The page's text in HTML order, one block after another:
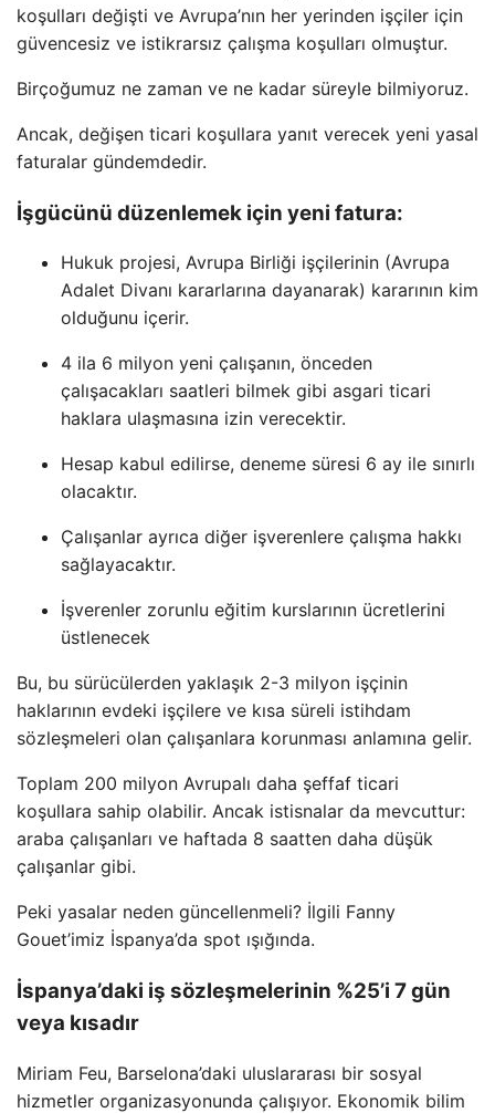
koşulları değişti ve Avrupa’nın her yerinden işçiler için
güvencesiz ve istikrarsız çalışma koşulları olmuştur.
Birçoğumuz ne zaman ve ne kadar süreyle bilmiyoruz.
Ancak, değişen ticari koşullara yanıt verecek yeni yasal
faturalar gündemdedir.
İşgücünü düzenlemek için yeni fatura:
Hukuk projesi, Avrupa Birliği işçilerinin (Avrupa
Adalet Divanı kararlarına dayanarak) kararının kim
olduğunu içerir.
4 ila 6 milyon yeni çalışanın, önceden
çalışacakları saatleri bilmek gibi asgari ticari
haklara ulaşmasına izin verecektir.
Hesap kabul edilirse, deneme süresi 6 ay ile sınırlı
olacaktır.
Çalışanlar ayrıca diğer işverenlere çalışma hakkı
sağlayacaktır.
İşverenler zorunlu eğitim kurslarının ücretlerini
üstlenecek
Bu, bu sürücülerden yaklaşık 2-3 milyon işçinin
haklarının evdeki işçilere ve kısa süreli istihdam
sözleşmeleri olan çalışanlara korunması anlamına gelir.
Toplam 200 milyon Avrupalı ​​daha şeffaf ticari
koşullara sahip olabilir. Ancak istisnalar da mevcuttur:
araba çalışanları ve haftada 8 saatten daha düşük
çalışanlar gibi.
Peki yasalar neden güncellenmeli? İlgili Fanny
Gouet’imiz İspanya’da spot ışığında.
İspanya’daki iş sözleşmelerinin %25’i 7 gün
veya kısadır
Miriam Feu, Barselona’daki uluslararası bir sosyal
hizmetler organizasyonunda çalışıyor. Ekonomik bilim